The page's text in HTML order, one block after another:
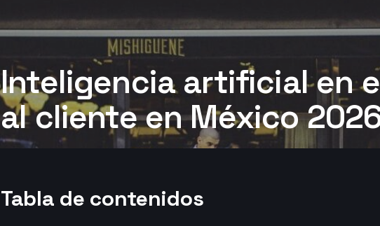
Inteligencia artificial en
al cliente en México
Tabla de contenidos